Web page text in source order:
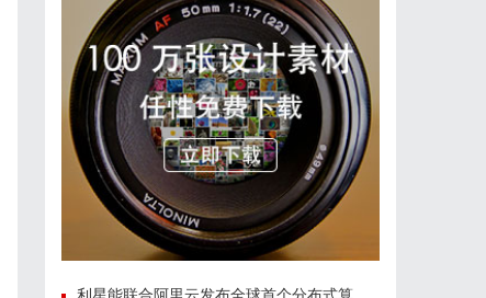
利星能联合阿里云发布全球首个分布式算电协同解决方案